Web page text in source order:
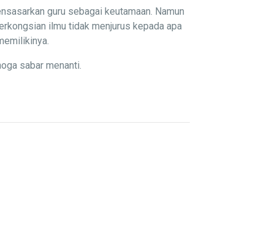
guru sebagai keutamaan. Namun
ilmu tidak menjurus kepada apa
sabar menanti.